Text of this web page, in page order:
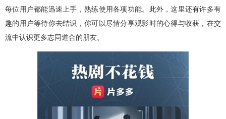
每位用户都能迅速上手，熟练使用各项功能。此外，这里还有许多有
趣的用户等待你去结识，你可以尽情分享观影时的心得与收获，在交
流中认识更多志同道合的朋友。